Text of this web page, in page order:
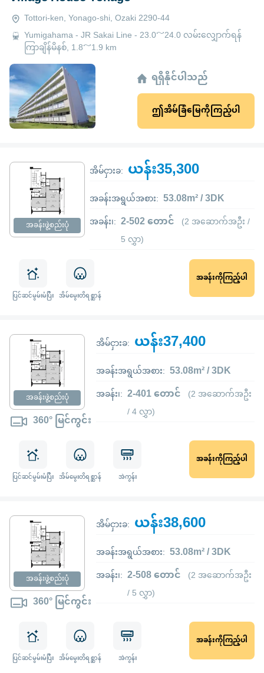
Tottori-ken, Yonago-shi, Ozaki 2290-44
Yumigahama - JR Sakai Line - 23.0～24.0 လမ်းလျှောက်ရန်
ကြာချိန်မိနစ်, 1.8～1.9 km
ရရှိနိုင်ပါသည်
ဤအိမ်ခြံမြေကိုကြည့်ပါ
အခန်းဖွဲ့စည်းပုံ
အိမ်ငှားခ: ယန်း35,300
အခန်းအရွယ်အစား: 53.08m² / 3DK
အခန်း၊: 2-502 တောင် (2 အဆောက်အဦး /
5 လွှာ)
ပြင်ဆင်မွမ်းမံပြီး အိမ်မွေးတိရစ္ဆာန်
အခန်းကိုကြည့်ပါ
အခန်းဖွဲ့စည်းပုံ
360° မြင်ကွင်း
အိမ်ငှားခ: ယန်း37,400
အခန်းအရွယ်အစား: 53.08m² / 3DK
အခန်း၊: 2-401 တောင် (2 အဆောက်အဦး
/ 4 လွှာ)
ပြင်ဆင်မွမ်းမံပြီး အိမ်မွေးတိရစ္ဆာန် အဲကွန်း
အခန်းကိုကြည့်ပါ
အခန်းဖွဲ့စည်းပုံ
360° မြင်ကွင်း
အိမ်ငှားခ: ယန်း38,600
အခန်းအရွယ်အစား: 53.08m² / 3DK
အခန်း၊: 2-508 တောင် (2 အဆောက်အဦး
/ 5 လွှာ)
ပြင်ဆင်မွမ်းမံပြီး အိမ်မွေးတိရစ္ဆာန် အဲကွန်း
အခန်းကိုကြည့်ပါ